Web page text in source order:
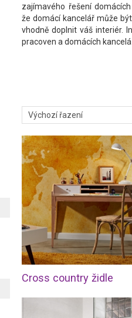
zajímavého řešení
že domácí kancelář může
vhodně doplnit váš interiér.
pracoven a domácích
Cross country židle